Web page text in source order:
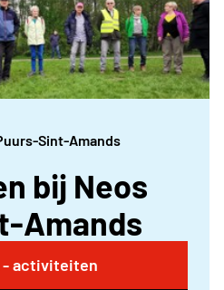
Sint-Amands
bij Neos
Amands
- activiteiten